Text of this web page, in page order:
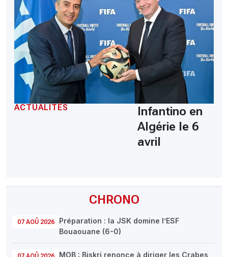
CHRONO
07 AOÛ 2026
Préparation : la JSK domine l’ESF
Bouaouane (6-0)
MOB : Biskri renonce à diriger les Crabes
ACTUALITÉS
Infantino en
Algérie le 6
avril